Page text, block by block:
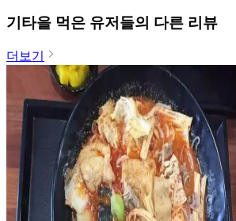
기타을 먹은 유저들의 다른 리뷰
더보기